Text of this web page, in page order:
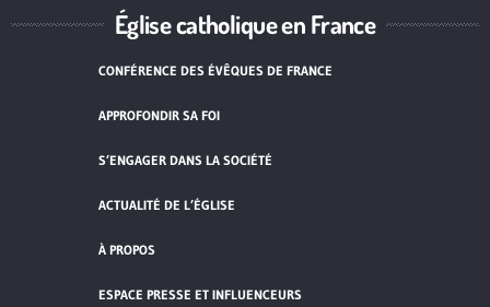
Église catholique en France
CONFÉRENCE DES ÉVÊQUES DE FRANCE
APPROFONDIR SA FOI
S’ENGAGER DANS LA SOCIÉTÉ
ACTUALITÉ DE L’ÉGLISE
À PROPOS
ESPACE PRESSE ET INFLUENCEURS